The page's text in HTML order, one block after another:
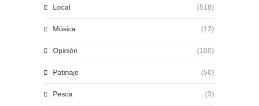
Local (518)
Música (12)
Opinión (100)
Patinaje (50)
Pesca (3)